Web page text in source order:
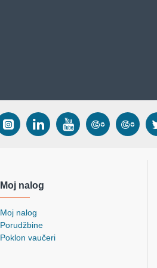
Moj nalog
Moj nalog
Porudžbine
Poklon vaučeri